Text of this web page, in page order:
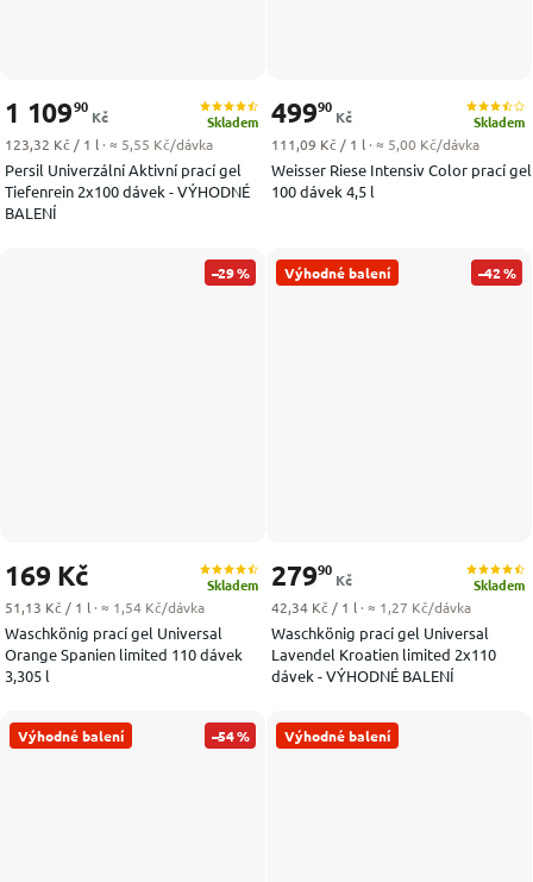
Persil Univerzální Aktivní prací gel
Tiefenrein 2x100 dávek - VÝHODNÉ
BALENÍ
Skladem
1 10990
Kč
Měrná cena:
123,32 Kč / 1 l · ≈ 5,55 Kč/dávka
Weisser Riese Intensiv Color prací gel
100 dávek 4,5 l
Skladem
49990
Kč
Měrná cena:
111,09 Kč / 1 l · ≈ 5,00 Kč/dávka
–29 %
Waschkönig prací gel Universal
Orange Spanien limited 110 dávek
3,305 l
Skladem
169 Kč
Měrná cena:
51,13 Kč / 1 l · ≈ 1,54 Kč/dávka
Výhodné balení –42 %
Waschkönig prací gel Universal
Lavendel Kroatien limited 2x110
dávek - VÝHODNÉ BALENÍ
Skladem
27990
Kč
Měrná cena:
42,34 Kč / 1 l · ≈ 1,27 Kč/dávka
Výhodné balení –54 % Výhodné balení